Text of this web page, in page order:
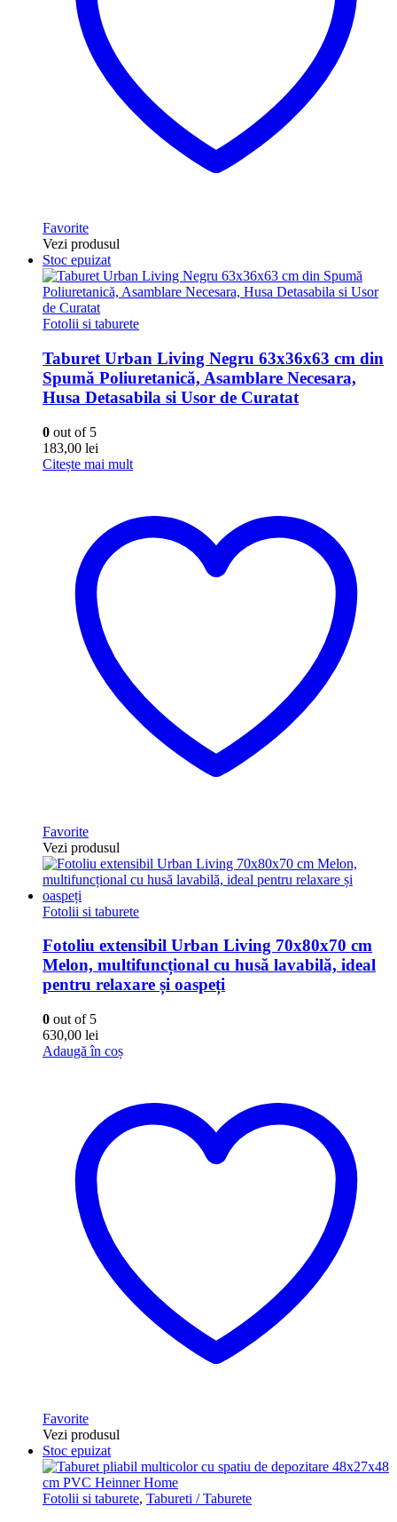
Favorite
Vezi produsul
Stoc epuizat
Fotolii si taburete
Taburet Urban Living Negru 63x36x63 cm din
Spumă Poliuretanică, Asamblare Necesara,
Husa Detasabila si Usor de Curatat
0 out of 5
183,00 lei
Citește mai mult
Favorite
Vezi produsul
Fotolii si taburete
Fotoliu extensibil Urban Living 70x80x70 cm
Melon, multifuncțional cu husă lavabilă, ideal
pentru relaxare și oaspeți
0 out of 5
630,00 lei
Adaugă în coș
Favorite
Vezi produsul
Stoc epuizat
Fotolii si taburete, Tabureti / Taburete